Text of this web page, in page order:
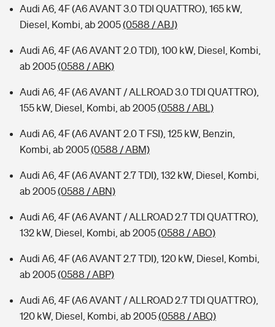
Audi A6, 4F (A6 AVANT 3.0 TDI QUATTRO), 165 kW,
Diesel, Kombi, ab 2005(0588 / ABJ)
Audi A6, 4F (A6 AVANT 2.0 TDI), 100 kW, Diesel, Kombi,
ab 2005(0588 / ABK)
Audi A6, 4F (A6 AVANT / ALLROAD 3.0 TDI QUATTRO),
155 kW, Diesel, Kombi, ab 2005(0588 / ABL)
Audi A6, 4F (A6 AVANT 2.0 T FSI), 125 kW, Benzin,
Kombi, ab 2005(0588 / ABM)
Audi A6, 4F (A6 AVANT 2.7 TDI), 132 kW, Diesel, Kombi,
ab 2005(0588 / ABN)
Audi A6, 4F (A6 AVANT / ALLROAD 2.7 TDI QUATTRO),
132 kW, Diesel, Kombi, ab 2005(0588 / ABO)
Audi A6, 4F (A6 AVANT 2.7 TDI), 120 kW, Diesel, Kombi,
ab 2005(0588 / ABP)
Audi A6, 4F (A6 AVANT / ALLROAD 2.7 TDI QUATTRO),
120 kW, Diesel, Kombi, ab 2005(0588 / ABQ)